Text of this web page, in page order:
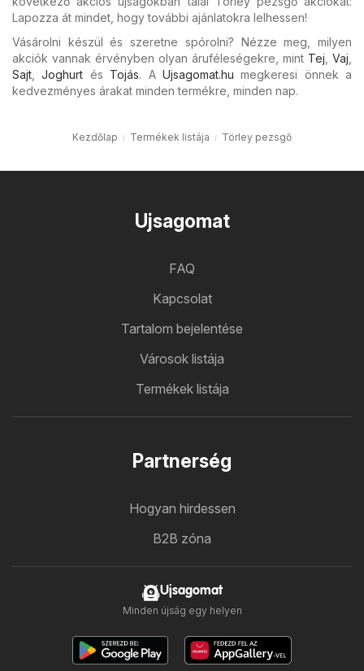
Lapozza át mindet, hogy további ajánlatokra lelhessen!
Vásárolni készül és szeretne spórolni? Nézze meg, milyen
akciók vannak érvényben olyan áruféleségekre, mint Tej Vaj
Sajt ,Joghurt és Tojás. A Ujsagomat.hu megkeresi önnek a
kedvezményes árakat minden termékre, minden nap.
Kezdőlap Termékek listája Törley pezsgő
Ujsagomat
FAQ
Kapcsolat
Tartalom bejelentése
Városok listája
Termékek listája
Partnerség
Hogyan hirdessen
B2B zóna
Ujsagomat
Minden újság egy helyen